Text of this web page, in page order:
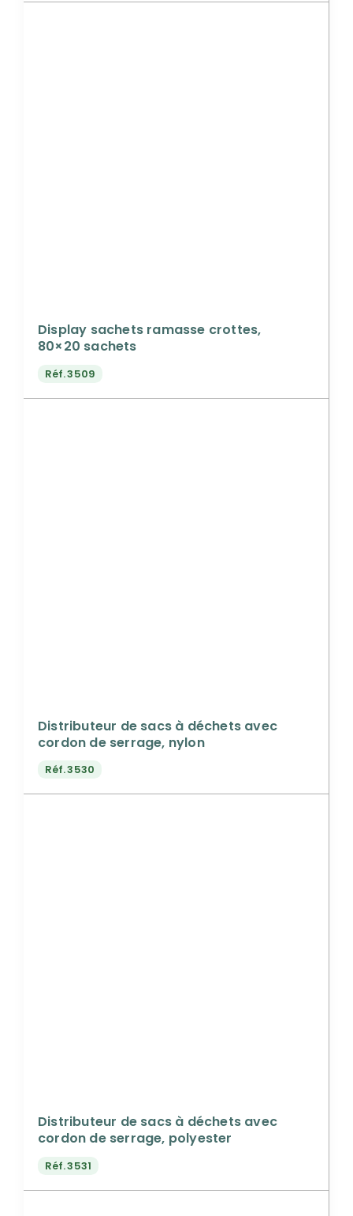
Display sachets ramasse crottes,
80×20 sachets
Réf.3509
Distributeur de sacs à déchets avec
cordon de serrage, nylon
Réf.3530
Distributeur de sacs à déchets avec
cordon de serrage, polyester
Réf.3531